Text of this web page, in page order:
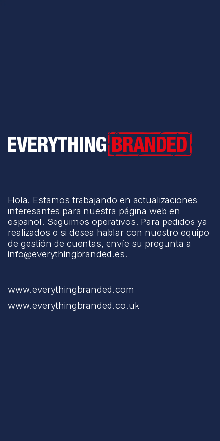
Everything Branded
Hola. Estamos trabajando en actualizaciones
interesantes para nuestra página web en
español. Seguimos operativos. Para pedidos ya
realizados o si desea hablar con nuestro equipo
de gestión de cuentas, envíe su pregunta a
info@everythingbranded.es.
www.everythingbranded.com
www.everythingbranded.co.uk